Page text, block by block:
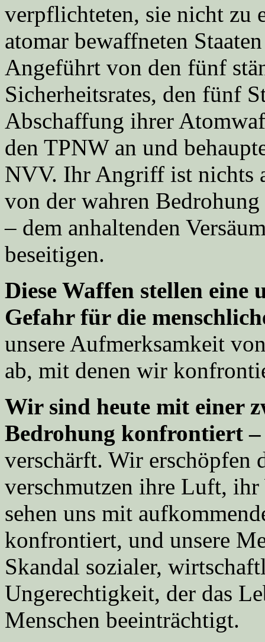
verpflichteten, sie nicht zu
atomar bewaffneten
Angeführt von den fünf
Sicherheitsrates, den fünf
Abschaffung ihrer
den TPNW an und
NVV. Ihr Angriff ist nichts
von der wahren
– dem anhaltenden
beseitigen.
Diese Waffen stellen eine
Gefahr für die
unsere Aufmerksamkeit
ab, mit denen wir
Wir sind heute mit einer
Bedrohung konfrontiert
verschärft. Wir erschöpfen
verschmutzen ihre Luft,
sehen uns mit
konfrontiert, und unsere
Skandal sozialer,
Ungerechtigkeit, der das
Menschen beeinträchtigt.